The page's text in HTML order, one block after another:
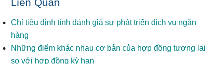
Chỉ tiêu định tính đánh giá sự phát triển dịch vụ ngân
hàng
Những điểm khác nhau cơ bản của hợp đồng tương lai
so với hợp đồng kỳ hạn